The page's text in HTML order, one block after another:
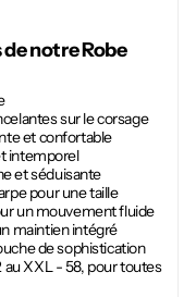
de notreRobe
sur le corsage
et confortable
intemporel
et séduisante
pour une taille
un mouvement fluide
maintien intégré
de sophistication
XXL - 58, pour toutes